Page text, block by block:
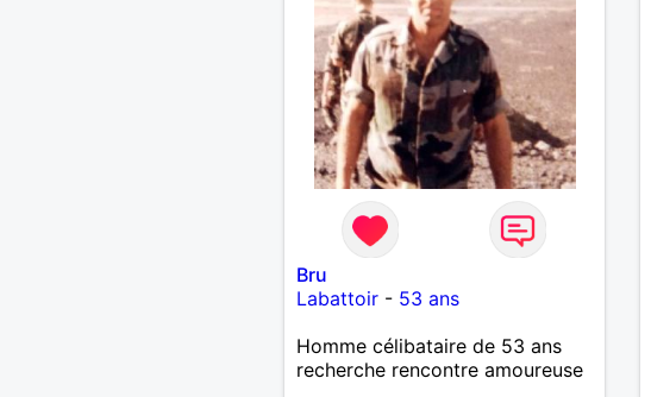
Bru
Labattoir- 53 ans
Homme célibataire de 53 ans
recherche rencontre amoureuse